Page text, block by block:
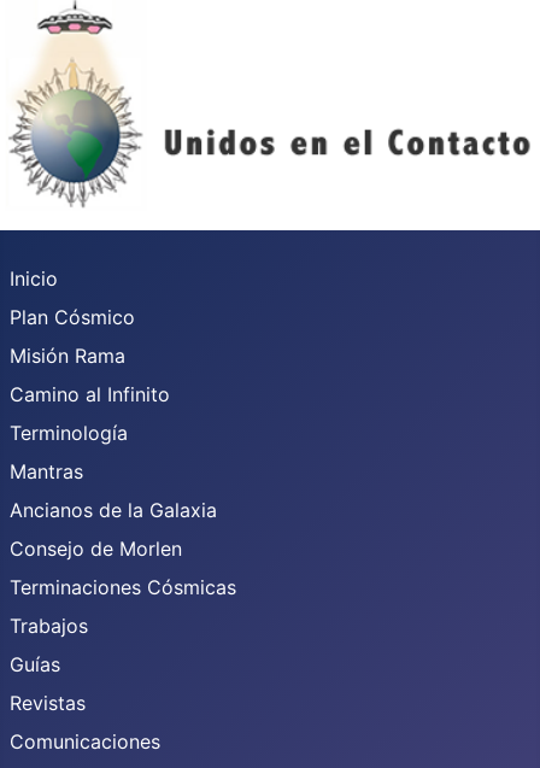
Inicio
Plan Cósmico
Misión Rama
Camino al Infinito
Terminología
Mantras
Ancianos de la Galaxia
Consejo de Morlen
Terminaciones Cósmicas
Trabajos
Guías
Revistas
Comunicaciones